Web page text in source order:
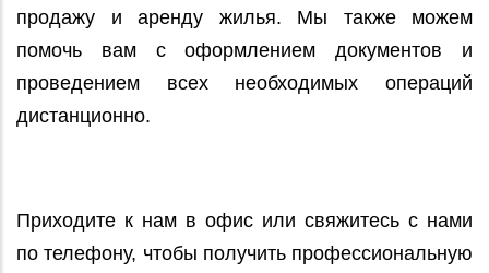
продажу и аренду жилья. Мы также можем
помочь вам с оформлением документов и
проведением всех необходимых операций
дистанционно.
Приходите к нам в офис или свяжитесь с нами
по телефону, чтобы получить профессиональную